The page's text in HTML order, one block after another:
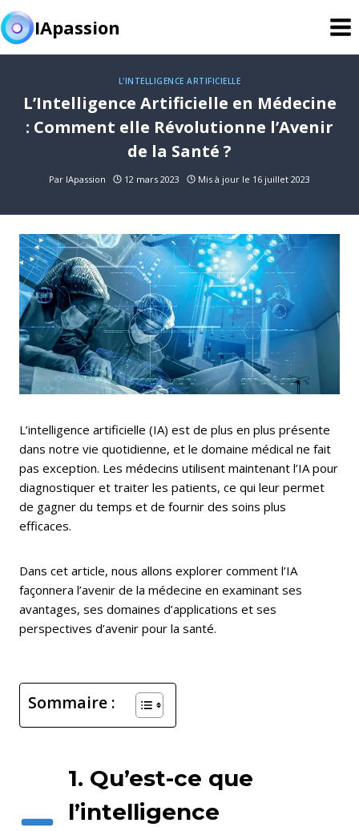
Aller
au
contenu
IApassion
L'INTELLIGENCE ARTIFICIELLE
L’Intelligence Artificielle en Médecine
: Comment elle Révolutionne l’Avenir
de la Santé ?
Par IApassion 12 mars 2023 Mis à jour le 16 juillet 2023
L’intelligence artificielle (IA) est de plus en plus présente
dans notre vie quotidienne, et le domaine médical ne fait
pas exception. Les médecins utilisent maintenant l’IA pour
diagnostiquer et traiter les patients, ce qui leur permet
de gagner du temps et de fournir des soins plus
efficaces.
Dans cet article, nous allons explorer comment l’IA
façonnera l’avenir de la médecine en examinant ses
avantages, ses domaines d’applications et ses
perspectives d’avenir pour la santé.
Sommaire :
1. Qu’est-ce que
l’intelligence